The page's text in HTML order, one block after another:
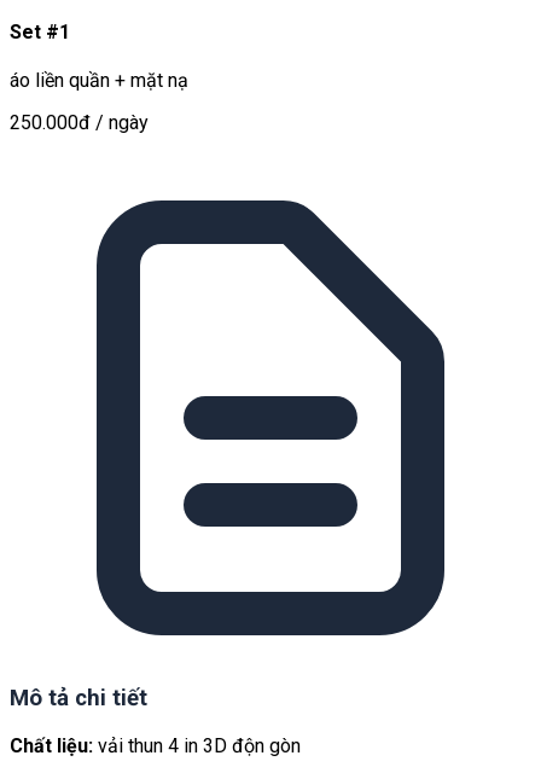
Set #1
áo liền quần + mặt nạ
250.000đ / ngày
Mô tả chi tiết
Chất liệu: vải thun 4 in 3D độn gòn